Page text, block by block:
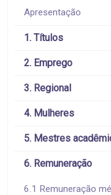
Apresentação
1. Títulos
2. Emprego
3. Regional
4. Mulheres
5. Mestres
6. Remuneração
6.1 Remuneração